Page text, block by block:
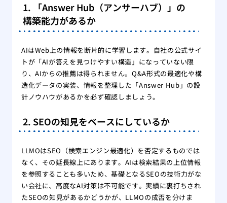
1. 「Answer Hub（アンサーハブ）」の
構築能力があるか
AIはWeb上の情報を断片的に学習します。自社の公式サイ
トが「AIが答えを見つけやすい構造」になっていない限
り、AIからの推薦は得られません。Q&A形式の最適化や構
造化データの実装、情報を整理した「Answer Hub」の設
計ノウハウがあるかを必ず確認しましょう。
2. SEOの知見をベースにしているか
LLMOはSEO（検索エンジン最適化）を否定するものでは
なく、その延長線上にあります。AIは検索結果の上位情報
を参照することも多いため、基礎となるSEOの技術力がな
い会社に、高度なAI対策は不可能です。実績に裏打ちされ
たSEOの知見があるかどうかが、LLMOの成否を分けま